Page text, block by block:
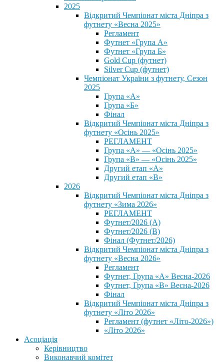
2025
Відкритий Чемпіонат міста Дніпра з
футнету «Весна 2025»
Регламент
Футнет «Група А»
Футнет «Група Б»
Gold Cup (футнет)
Silver Cup (футнет)
Чемпіонат України з футнету, Сезон
2025
Група «А»
Група «Б»
Фінал
Відкритий Чемпіонат міста Дніпра з
футнету «Осінь 2025»
РЕГЛАМЕНТ
Група «А» — «Осінь 2025»
Група «В» — «Осінь 2025»
Другий етап «А»
Другий етап «В»
2026
Відкритий Чемпіонат міста Дніпра з
футнету «Зима 2026»
РЕГЛАМЕНТ
Футнет/2026 (А)
Футнет/2026 (В)
Фінал (Футнет/2026)
Відкритий Чемпіонат міста Дніпра з
футнету «Весна 2026»
Регламент
Футнет, Група «А» Весна-2026
Футнет, Група «В» Весна-2026
Фінал
Відкритий Чемпіонат міста Дніпра з
футнету «Літо 2026»
Регламент (футнет «Літо-2026»)
«Літо 2026»
Асоціація
Керівництво
Виконавчий комітет